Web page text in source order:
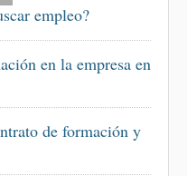
empleo?
en la empresa en
de formación y